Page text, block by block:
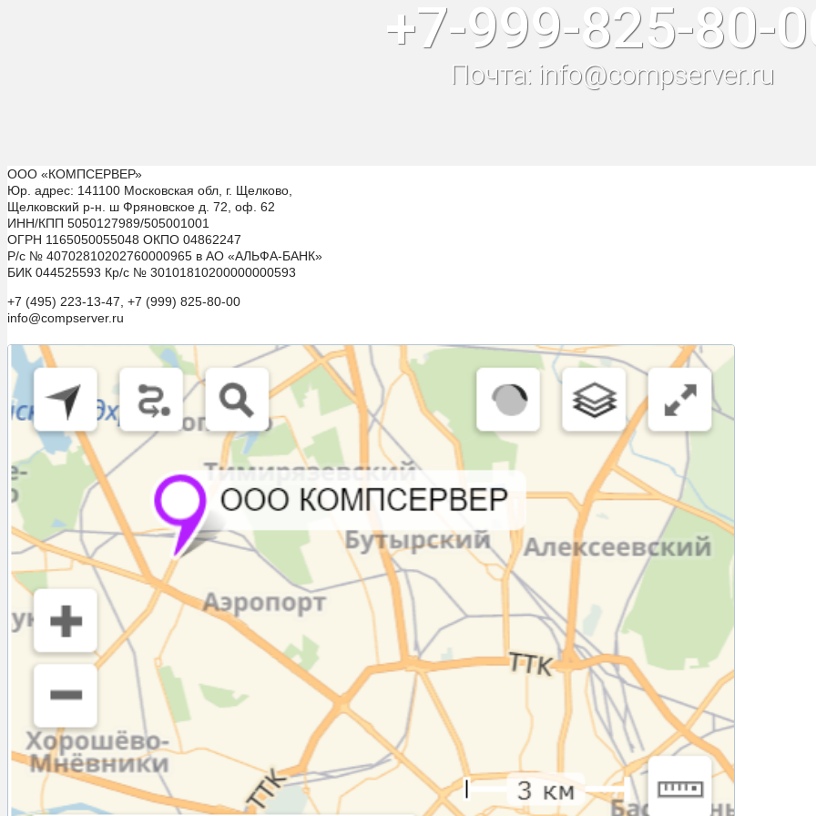
+7-999-825-80-
Почта: info@compserver.ru
ООО «КОМПСЕРВЕР»
Юр. адрес: 141100 Московская обл, г. Щелково,
Щелковский р-н. ш Фряновское д. 72, оф. 62
ИНН/КПП 5050127989/505001001
ОГРН 1165050055048 ОКПО 04862247
Р/с № 40702810202760000965 в АО «АЛЬФА-БАНК»
БИК 044525593 Кр/с № 30101810200000000593
+7 (495) 223-13-47, +7 (999) 825-80-00
info@compserver.ru